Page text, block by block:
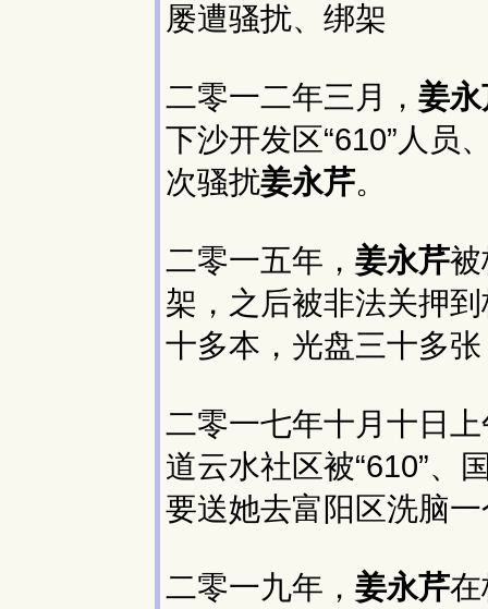
屡遭骚扰、绑架
二零一二年三月， 姜
下沙开发区“610”人员
次骚扰姜永芹。
二零一五年， 姜永芹
架，之后被非法关押
十多本，光盘三十多
二零一七年十月十日
道云水社区被“610”、
要送她去富阳区洗脑
二零一九年， 姜永芹在